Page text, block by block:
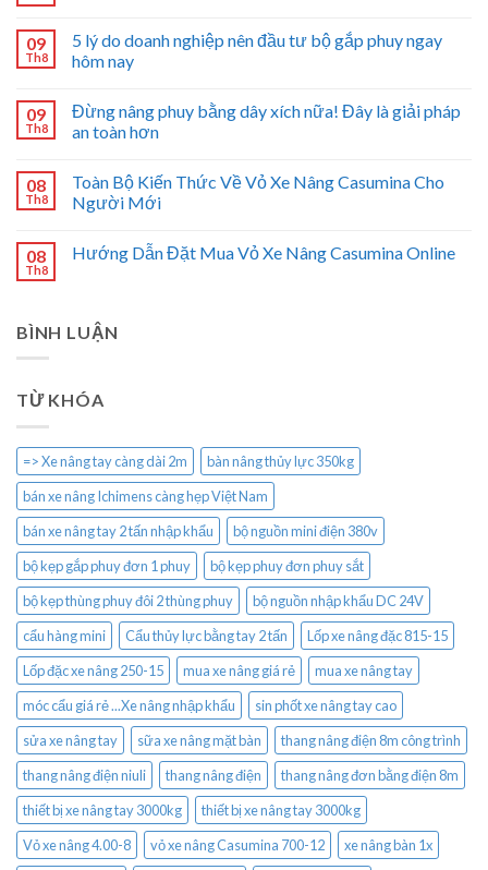
09
Th8
5 lý do doanh nghiệp nên đầu tư bộ gắp phuy ngay
hôm nay
09
Th8
Đừng nâng phuy bằng dây xích nữa! Đây là giải pháp
an toàn hơn
08
Th8
Toàn Bộ Kiến Thức Về Vỏ Xe Nâng Casumina Cho
Người Mới
08
Th8
Hướng Dẫn Đặt Mua Vỏ Xe Nâng Casumina Online
BÌNH LUẬN
TỪ KHÓA
=> Xe nâng tay càng dài 2m
bàn nâng thủy lực 350kg
bán xe nâng Ichimens càng hẹp Việt Nam
bán xe nâng tay 2 tấn nhập khẩu
bộ nguồn mini điện 380v
bộ kẹp gắp phuy đơn 1 phuy
bộ kẹp phuy đơn phuy sắt
bộ kẹp thùng phuy đôi 2 thùng phuy
bộ nguồn nhập khẩu DC 24V
cẩu hàng mini
Cẩu thủy lực bằng tay 2 tấn
Lốp xe nâng đặc 815-15
Lốp đặc xe nâng 250-15
mua xe nâng giá rẻ
mua xe nâng tay
móc cẩu giá rẻ ...Xe nâng nhập khẩu
sin phốt xe nâng tay cao
sửa xe nâng tay
sữa xe nâng mặt bàn
thang nâng điện 8m công trình
thang nâng điện niuli
thang nâng điện
thang nâng đơn bằng điện 8m
thiết bị xe nâng tay 3000kg
thiết bị xe nâng tay 3000kg
Vỏ xe nâng 4.00-8
vỏ xe nâng Casumina 700-12
xe nâng bàn 1x